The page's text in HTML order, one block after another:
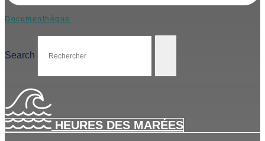
Documenthèque
Search
HEURES DES MARÉES